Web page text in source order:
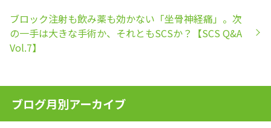
ブロック注射も飲み薬も効かない「坐骨神経痛」。次
の一手は大きな手術か、それともSCSか？【SCS Q&A
Vol.7】
ブログ月別アーカイブ